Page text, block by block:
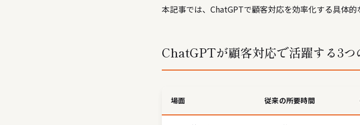
本記事では、ChatGPTで顧客対応を効率化する具体的
ChatGPTが顧客対応で活躍する3つ
場面 従来の所要時間